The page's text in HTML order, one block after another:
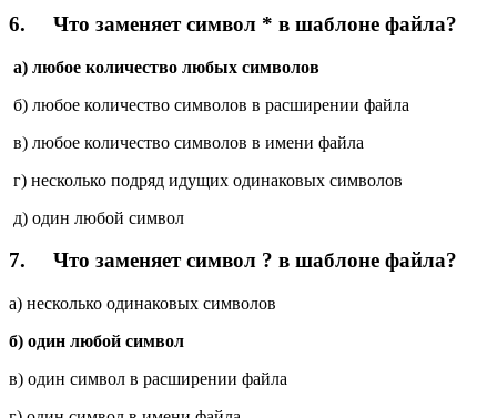
6. Что заменяет символ * в шаблоне файла?
a) любое количество любых символов
б) любое количество символов в расширении файла
в) любое количество символов в имени файла
г) несколько подряд идущих одинаковых символов
д) один любой символ
7. Что заменяет символ ? в шаблоне файла?
a) несколько одинаковых символов
б) один любой символ
в) один символ в расширении файла